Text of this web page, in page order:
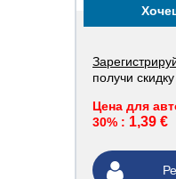
получи скидку
Цена для
30% : 1,39 €